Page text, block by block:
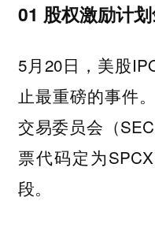
01 股权激励计
5月20日，美股
止最重磅的事件
交易委员会（
票代码定为
段。